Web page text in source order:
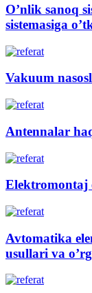
O’nlik sanoq
sistemasiga
Vakuum
Antennalar
Elektromontaj
Avtomatika
usullari va